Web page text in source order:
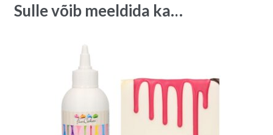
Sulle võib meeldida ka…